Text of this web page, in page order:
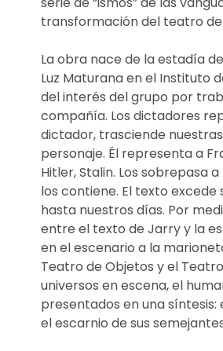
transformación del teatro del
La obra nace de la estadía
Luz Maturana en el Instituto
del interés del grupo por
compañía. Los dictadores
dictador, trasciende
personaje. Él representa a
Hitler, Stalin. Los sobrepasa
los contiene. El texto
hasta nuestros días. Por
entre el texto de Jarry y la
en el escenario a la
Teatro de Objetos y el
universos en escena, el
presentados en una
el escarnio de sus